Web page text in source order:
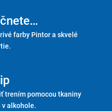
farby Pintor a skvelé
trením pomocou tkaniny
alkohole.